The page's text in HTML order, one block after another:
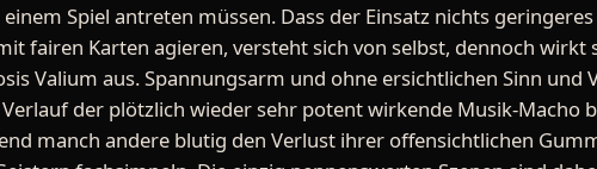
Spiel antreten müssen. Dass der Einsatz nichts
fairen Karten agieren, versteht sich von selbst, dennoch wirkt
Valium aus. Spannungsarm und ohne ersichtlichen Sinn und
der plötzlich wieder sehr potent wirkende Musik-Macho
manch andere blutig den Verlust ihrer offensichtlichen